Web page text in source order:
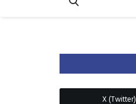
X (Twitter)